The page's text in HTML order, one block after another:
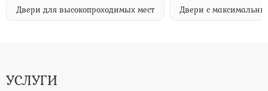
Двери для высокопроходимых мест Двери с
УСЛУГИ